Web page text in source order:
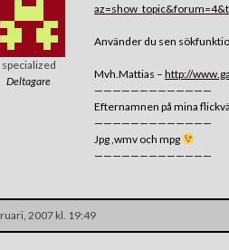
specialized
Deltagare
Använder du sen
Mvh.Mattias – http://
—————————————
Efternamnen på mina
—————————————
Jpg ,wmv och mpg
—————————————
2007 kl. 19:49